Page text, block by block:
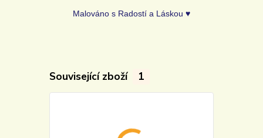
Malováno s Radostí a Láskou ♥
Související zboží 1